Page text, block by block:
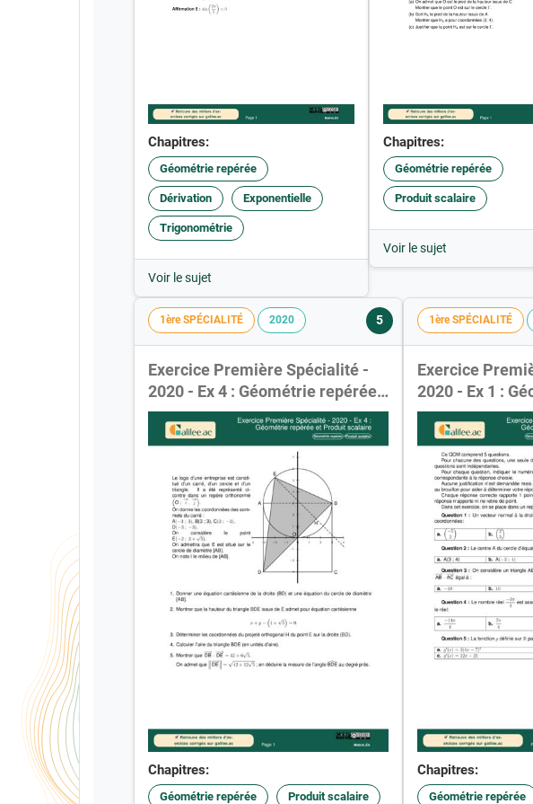
Chapitres:
Géométrie repérée
Dérivation Exponentielle
Trigonométrie
Voir le sujet
Chapitres:
Géométrie repérée
Produit scalaire
Voir le sujet
5
1ère SPÉCIALITÉ 2020
Exercice Première Spécialité -
2020 - Ex 4 : Géométrie repérée
et Produit scalaire
Chapitres:
Géométrie repérée Produit scalaire
1ère SPÉCIALITÉ
Exercice
2020 - Ex 1 :
Trigonométrie
Chapitres:
Géométrie repérée